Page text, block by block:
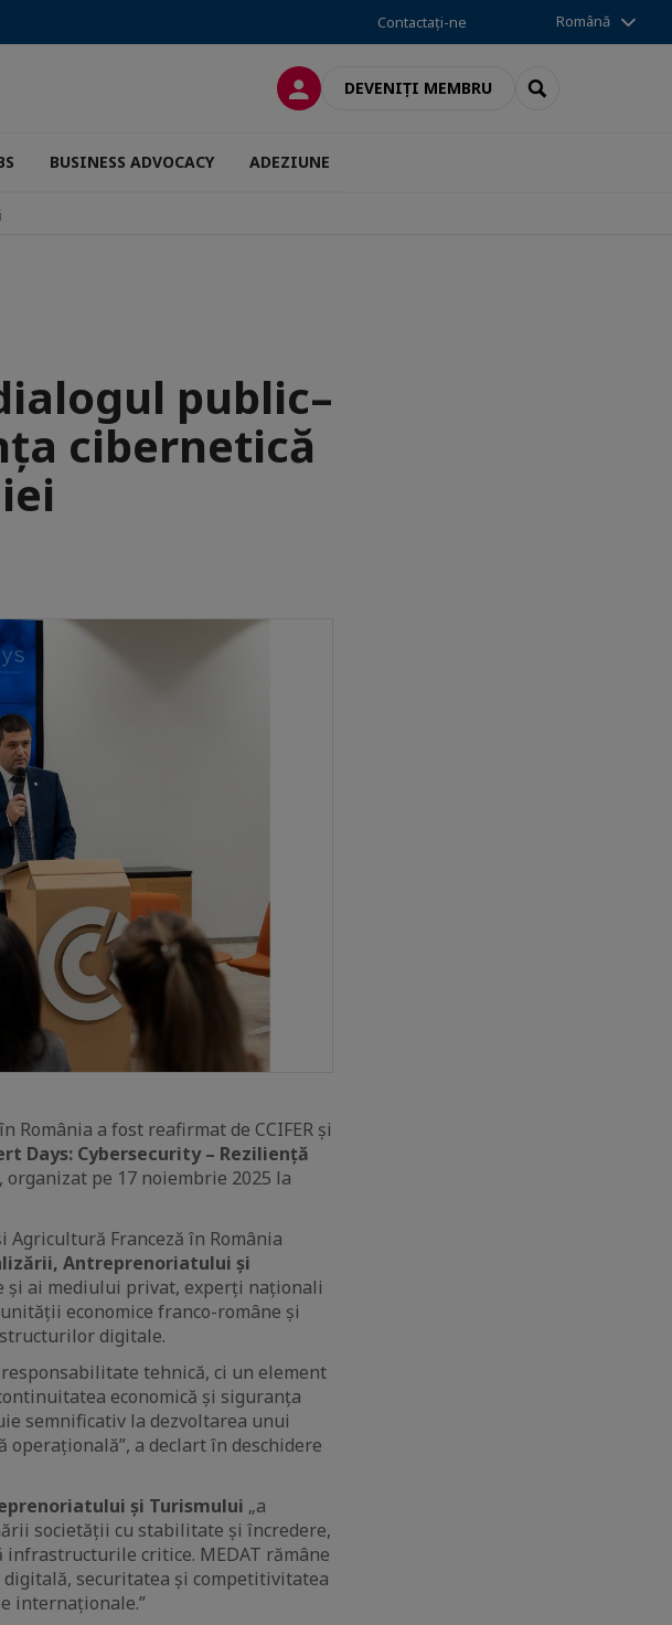
Contactați-ne Română
CONECTAREDEVENIȚI MEMBRU SEARCH
BUSINESS ADVOCACY ADEZIUNE
public–
cibernetică
a fost reafirmat de CCIFER și
Days: Cybersecurity – Reziliență
, organizat pe 17 noiembrie 2025 la
Agricultură Franceză în România
Antreprenoriatului și
ai mediului privat, experți naționali
economice franco-române și
digitale.
tehnică, ci un element
economică și siguranța
semnificativ la dezvoltarea unui
a declart în deschidere
și Turismului „a
societății cu stabilitate și încredere,
critice. MEDAT rămâne
securitatea și competitivitatea
internaționale.”